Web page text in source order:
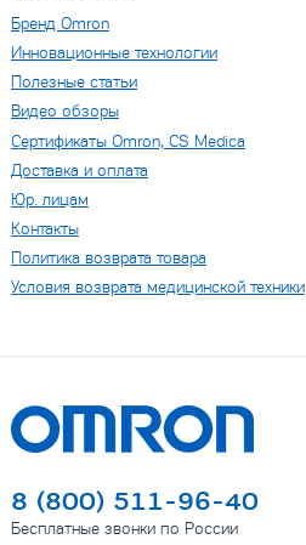
Бренд Omron
Инновационные технологии
Полезные статьи
Видео обзоры
Сертификаты Omron, CS Medica
Доставка и оплата
Юр. лицам
Контакты
Политика возврата товара
Условия возврата медицинской техники
8 (800) 511-96-40
Бесплатные звонки по России